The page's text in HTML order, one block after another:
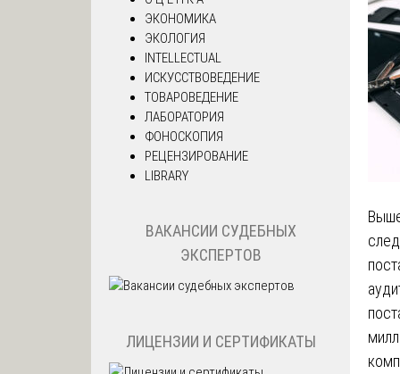
ЭКОНОМИКА
ЭКОЛОГИЯ
INTELLECTUAL
ИСКУССТВОВЕДЕНИЕ
ТОВАРОВЕДЕНИЕ
ЛАБОРАТОРИЯ
ФОНОСКОПИЯ
РЕЦЕНЗИРОВАНИЕ
LIBRARY
ВАКАНСИИ СУДЕБНЫХ
ЭКСПЕРТОВ
ЛИЦЕНЗИИ И СЕРТИФИКАТЫ